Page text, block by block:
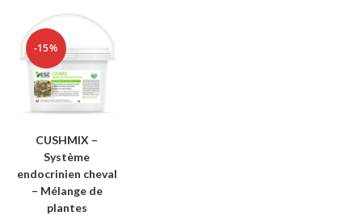
-15%
CUSHMIX –
Système
endocrinien cheval
– Mélange de
plantes